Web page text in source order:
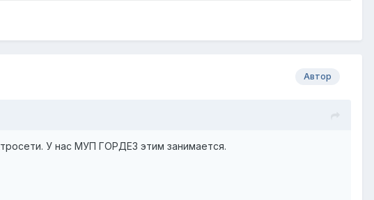
Автор
У нас МУП ГОРДЕЗ этим занимается.